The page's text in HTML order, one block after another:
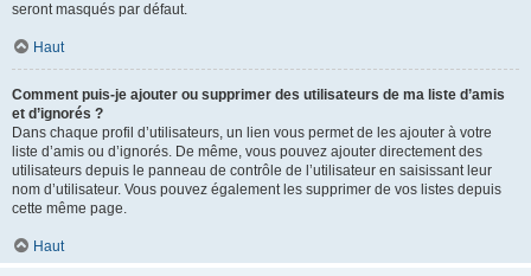
seront masqués par défaut.
Haut
Comment puis-je ajouter ou supprimer des utilisateurs de ma liste d’amis
et d’ignorés ?
Dans chaque profil d’utilisateurs, un lien vous permet de les ajouter à votre
liste d’amis ou d’ignorés. De même, vous pouvez ajouter directement des
utilisateurs depuis le panneau de contrôle de l’utilisateur en saisissant leur
nom d’utilisateur. Vous pouvez également les supprimer de vos listes depuis
cette même page.
Haut